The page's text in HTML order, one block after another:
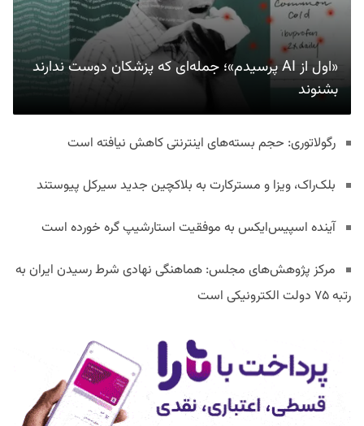
«اول از AI پرسیدم»؛ جمله‌ای که پزشکان دوست ندارند
بشنوند
رگولاتوری: حجم بسته‌های اینترنتی کاهش نیافته است
بلک‌راک، ویزا و مسترکارت به بلاکچین جدید سیرکل پیوستند
آینده اسپیس‌ایکس به موفقیت استارشیپ گره خورده است
مرکز پژوهش‌های مجلس: هماهنگی نهادی شرط رسیدن ایران به
رتبه ۷۵ دولت الکترونیکی است